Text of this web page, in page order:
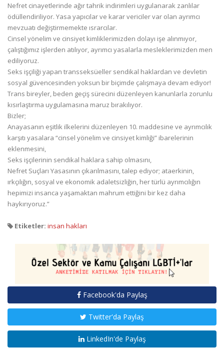
Nefret cinayetlerinde ağır tahrik indirimleri uygulanarak zanlılar
ödüllendiriliyor. Yasa yapıcılar ve karar vericiler var olan ayrımcı
mevzuatı değiştirmemekte ısrarcılar.
Cinsel yönelim ve cinsiyet kimliklerimizden dolayı işe alınmıyor,
çalıştığımız işlerden atılıyor, ayrımcı yasalarla mesleklerimizden men
ediliyoruz.
Seks işçiliği yapan transseksüeller sendikal haklardan ve devletin
sosyal güvencesinden yoksun bir biçimde çalışmaya devam ediyor!
Trans bireyler, beden geçiş sürecini düzenleyen kanunlarla zorunlu
kısırlaştırma uygulamasına maruz bırakılıyor.
Bizler;
Anayasanın eşitlik ilkelerini düzenleyen 10. maddesine ve ayrımcılık
karşıtı yasalara “cinsel yönelim ve cinsiyet kimliği” ibarelerinin
eklenmesini,
Seks işçilerinin sendikal haklara sahip olmasını,
Nefret Suçları Yasasının çıkarılmasını, talep ediyor; ataerkinin,
ırkçılığın, sosyal ve ekonomik adaletsizliğin, her türlü ayrımcılığın
hepimizi insanca yaşamaktan mahrum ettiğini bir kez daha
haykırıyoruz.”
Etiketler: insan hakları
Facebook'da Paylaş
Twitter'da Paylaş
LinkedIn'de Paylaş